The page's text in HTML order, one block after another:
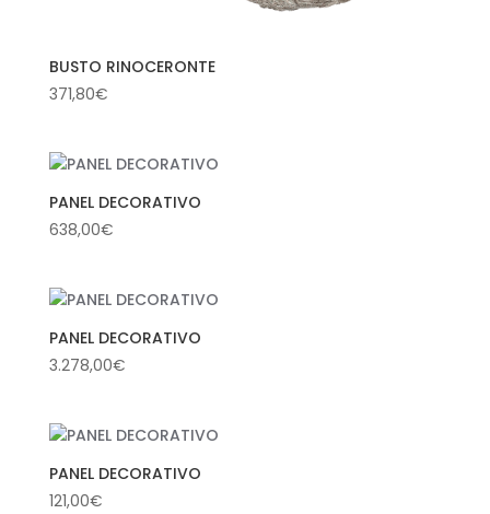
BUSTO RINOCERONTE
371,80€
PANEL DECORATIVO
638,00€
PANEL DECORATIVO
3.278,00€
PANEL DECORATIVO
121,00€